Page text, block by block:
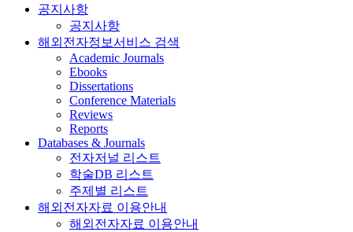
공지사항
공지사항
해외전자정보서비스 검색
Academic Journals
Ebooks
Dissertations
Conference Materials
Reviews
Reports
Databases & Journals
전자저널 리스트
학술DB 리스트
주제별 리스트
해외전자자료 이용안내
해외전자자료 이용안내